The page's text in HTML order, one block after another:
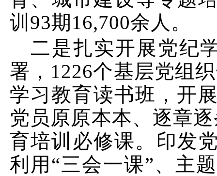
训 93期16,700余人。
二是扎实开展党纪
署， 1226个基层党组
学习教育读书班， 开
党员原原本本、逐章
育培训必修课。 印发
利用 “三会一课”、主